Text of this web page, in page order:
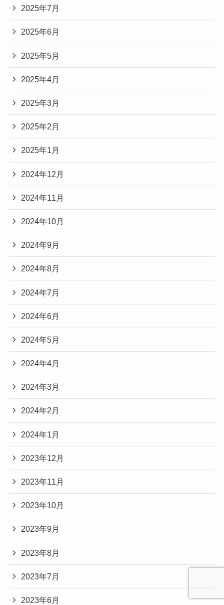
2025年7月
2025年6月
2025年5月
2025年4月
2025年3月
2025年2月
2025年1月
2024年12月
2024年11月
2024年10月
2024年9月
2024年8月
2024年7月
2024年6月
2024年5月
2024年4月
2024年3月
2024年2月
2024年1月
2023年12月
2023年11月
2023年10月
2023年9月
2023年8月
2023年7月
2023年6月